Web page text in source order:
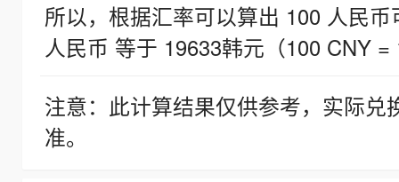
所以，根据汇率可以算出 100 人民
人民币 等于 19633韩元（100 CNY =
注意：此计算结果仅供参考，实际
准。